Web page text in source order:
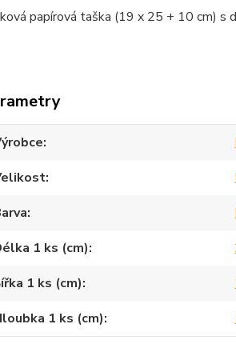
papírová taška (19 x 25 + 10 cm) s
1 ks (cm)
1 ks (cm)
1 ks (cm)